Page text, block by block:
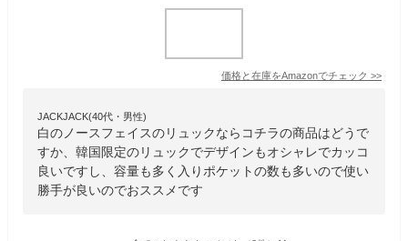
価格と在庫をAmazonでチェック >>
JACKJACK(40代・男性)
白のノースフェイスのリュックならコチラの商品はどうで
すか、韓国限定のリュックでデザインもオシャレでカッコ
良いですし、容量も多く入りポケットの数も多いので使い
勝手が良いのでおススメです